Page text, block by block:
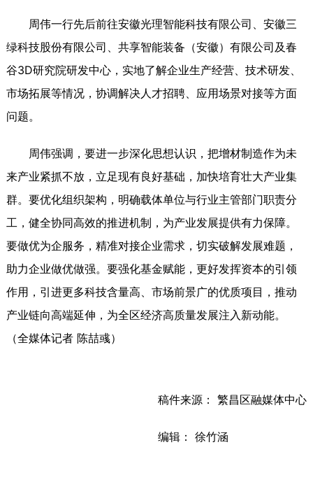
周伟一行先后前往安徽光理智能科技有限公司、安徽三
绿科技股份有限公司、共享智能装备（安徽）有限公司及春
谷3D研究院研发中心，实地了解企业生产经营、技术研发、
市场拓展等情况，协调解决人才招聘、应用场景对接等方面
问题。
周伟强调，要进一步深化思想认识，把增材制造作为未
来产业紧抓不放，立足现有良好基础，加快培育壮大产业集
群。要优化组织架构，明确载体单位与行业主管部门职责分
工，健全协同高效的推进机制，为产业发展提供有力保障。
要做优为企服务，精准对接企业需求，切实破解发展难题，
助力企业做优做强。要强化基金赋能，更好发挥资本的引领
作用，引进更多科技含量高、市场前景广的优质项目，推动
产业链向高端延伸，为全区经济高质量发展注入新动能。
（全媒体记者 陈喆彧）
稿件来源： 繁昌区融媒体中心
编辑： 徐竹涵